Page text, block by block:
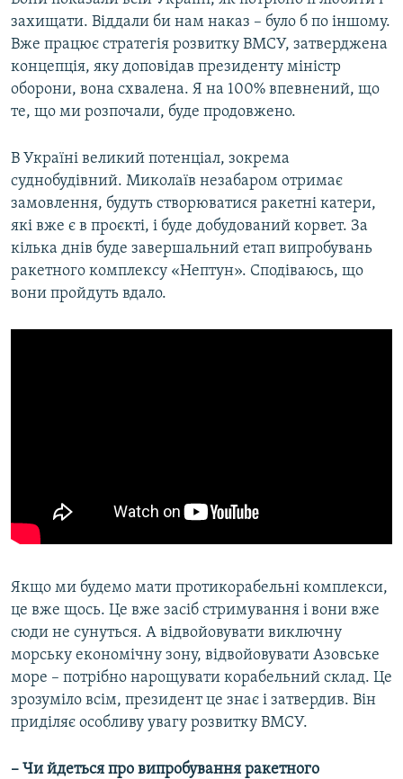
захищати. Віддали би нам наказ – було б по іншому.
Вже працює стратегія розвитку ВМСУ, затверджена
концепція, яку доповідав президенту міністр
оборони, вона схвалена. Я на 100% впевнений, що
те, що ми розпочали, буде продовжено.
В Україні великий потенціал, зокрема
суднобудівний. Миколаїв незабаром отримає
замовлення, будуть створюватися ракетні катери,
які вже є в проєкті, і буде добудований корвет. За
кілька днів буде завершальний етап випробувань
ракетного комплексу «Нептун». Сподіваюсь, що
вони пройдуть вдало.
Якщо ми будемо мати протикорабельні комплекси,
це вже щось. Це вже засіб стримування і вони вже
сюди не сунуться. А відвойовувати виключну
морську економічну зону, відвойовувати Азовське
море – потрібно нарощувати корабельний склад. Це
зрозуміло всім, президент це знає і затвердив. Він
приділяє особливу увагу розвитку ВМСУ.
– Чи йдеться про випробування ракетного